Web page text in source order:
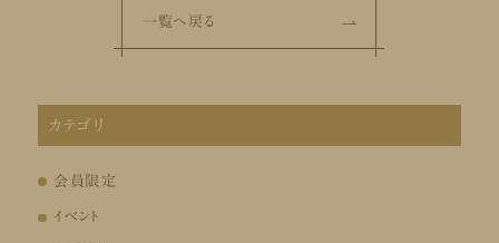
一覧へ戻る
カテゴリ
会員限定
イベント